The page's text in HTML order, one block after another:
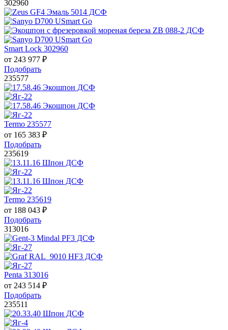
302960
Smart Lock 302960
от 243 977 ₽
Подобрать
235577
Termo 235577
от 165 383 ₽
Подобрать
235619
Termo 235619
от 188 043 ₽
Подобрать
313016
Penta 313016
от 243 514 ₽
Подобрать
235511